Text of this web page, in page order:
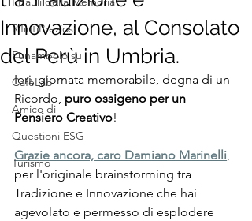
RifiutiPreziosi
Funambolo su
CafèLab
Amico di
Questioni ESG
Turismo
Innovazione, al Consolato
del Perù in Umbria.
Ieri, giornata memorabile, degna di un
Ricordo, puro ossigeno per un
Pensiero Creativo!
Grazie ancora, caro Damiano Marinelli,
per l'originale brainstorming tra
Tradizione e Innovazione che hai
agevolato e permesso di esplodere